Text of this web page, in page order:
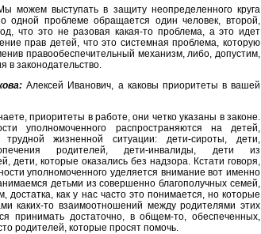
можем выступать в защиту неопределенного круга
одной проблеме обращается один человек, второй,
что это не разовая какая-то проблема, а это идет
прав детей, что это системная проблема, которую
правообеспечительный механизм, либо, допустим,
в законодательство.
Алексей Иванович, а каковы приоритеты в вашей
приоритеты в работе, они четко указаны в законе.
уполномоченного распространяются на детей,
жизненной ситуации: дети-сироты, дети,
родителей, дети-инвалиды, дети из
дети, которые оказались без надзора. Кстати говоря,
уполномоченного уделяется внимание вот именно
детьми из совершенно благополучных семей,
достатка, как у нас часто это понимается, но которые
каких-то взаимоотношений между родителями этих
принимать достаточно, в общем-то, обеспеченных,
родителей, которые просят помочь.